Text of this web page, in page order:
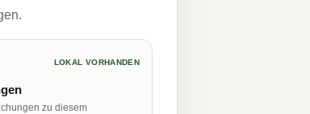
LOKAL VORHANDEN
zu diesem